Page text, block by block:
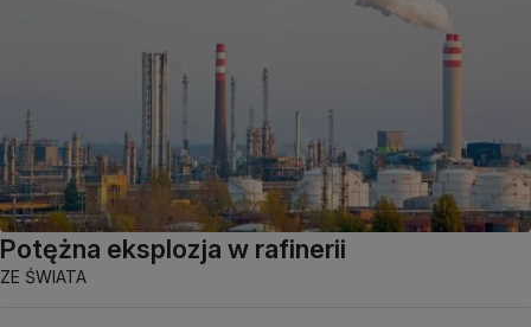
Potężna eksplozja w rafinerii
ZE ŚWIATA